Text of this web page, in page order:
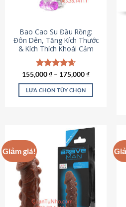
có
chọn
trên
trang
sản
phẩm
Bao Cao Su Đầu Rồng:
Đôn Dên, Tăng Kích Thước
& Kích Thích Khoái Cảm
Được xếp
hạng4.69
5 sao
155,000₫ – 175,000₫
LỰA CHỌN TÙY CHỌN
nhiều
biến
thể.
Các
tùy
chọn
Giảm giá!